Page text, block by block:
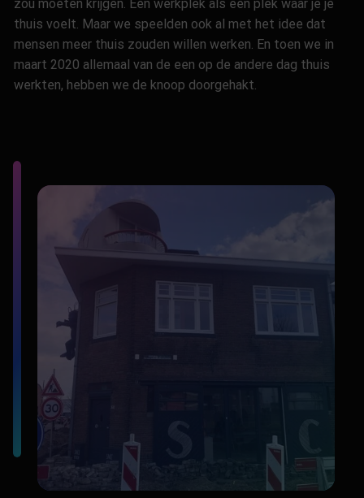
zou moeten krijgen. Een werkplek als een plek waar je je
thuis voelt. Maar we speelden ook al met het idee dat
mensen meer thuis zouden willen werken. En toen we in
maart 2020 allemaal van de een op de andere dag thuis
werkten, hebben we de knoop doorgehakt.